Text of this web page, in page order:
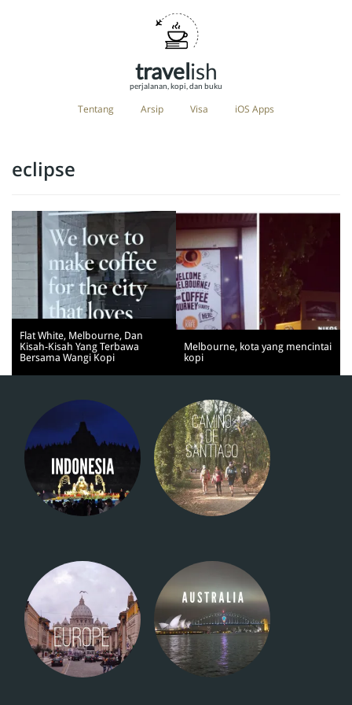
travelish
perjalanan, kopi, dan buku
Tentang Arsip Visa iOS Apps
eclipse
Flat White, Melbourne, Dan
Kisah-Kisah Yang Terbawa
Bersama Wangi Kopi
Melbourne, kota yang mencintai
kopi